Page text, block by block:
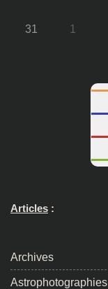
31 1
Articles :
Archives
Astrophotographies